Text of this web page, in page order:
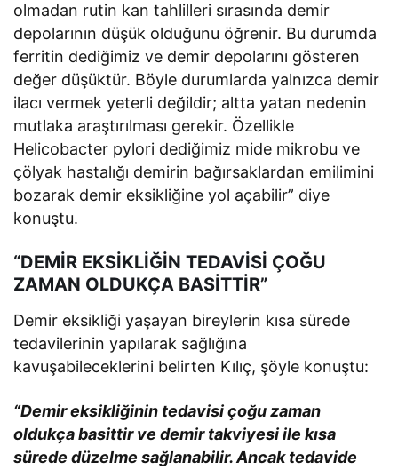
olmadan rutin kan tahlilleri sırasında demir
depolarının düşük olduğunu öğrenir. Bu durumda
ferritin dediğimiz ve demir depolarını gösteren
değer düşüktür. Böyle durumlarda yalnızca demir
ilacı vermek yeterli değildir; altta yatan nedenin
mutlaka araştırılması gerekir. Özellikle
Helicobacter pylori dediğimiz mide mikrobu ve
çölyak hastalığı demirin bağırsaklardan emilimini
bozarak demir eksikliğine yol açabilir” diye
konuştu.
“DEMİR EKSİKLİĞİN TEDAVİSİ ÇOĞU
ZAMAN OLDUKÇA BASİTTİR”
Demir eksikliği yaşayan bireylerin kısa sürede
tedavilerinin yapılarak sağlığına
kavuşabileceklerini belirten Kılıç, şöyle konuştu:
“Demir eksikliğinin tedavisi çoğu zaman
oldukça basittir ve demir takviyesi ile kısa
sürede düzelme sağlanabilir. Ancak tedavide